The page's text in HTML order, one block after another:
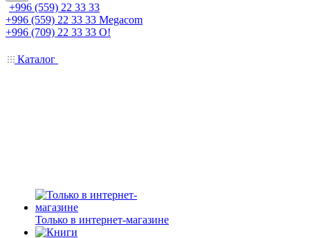
+996 (559) 22 33 33
+996 (559) 22 33 33 Megacom
+996 (709) 22 33 33 O!
Каталог
Только в интернет-магазине